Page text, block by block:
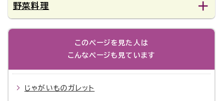
野菜料理
このページを見た人は
こんなページも見ています
じゃがいものガレット